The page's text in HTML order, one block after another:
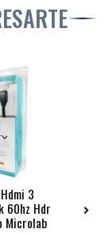
3
60hz Hdr
Microlab